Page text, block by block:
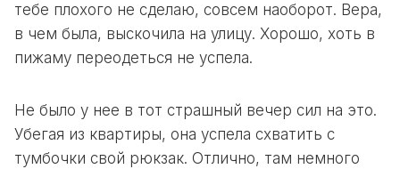
тебе плохого не сделаю, совсем наоборот. Вера,
в чем была, выскочила на улицу. Хорошо, хоть в
пижаму переодеться не успела.
Не было у нее в тот страшный вечер сил на это.
Убегая из квартиры, она успела схватить с
тумбочки свой рюкзак. Отлично, там немного